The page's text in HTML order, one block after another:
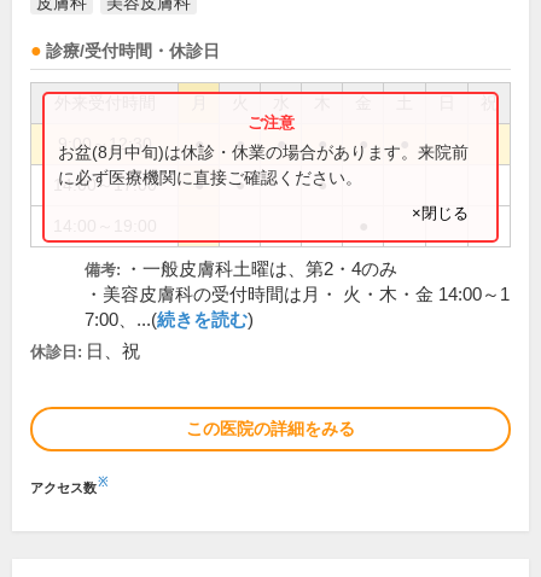
診療/受付時間・休診日
祝
9:00～12:30 ● ● ● ● ●
14:00～17:00 ● ● ●
お盆(8月中旬)は休診・休業の場合があります。来院前
に必ず医療機関に直接ご確認ください。
×閉じる
備考:
・一般皮膚科土曜は、第2・4のみ
・美容皮膚科の受付時間は月・ 火・木・金 14:00～1
7:00、...(続きを読む)
休診日: 日、祝
この医院の詳細をみる
アクセス数※